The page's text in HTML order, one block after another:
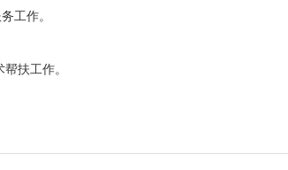
工作。
扶工作。